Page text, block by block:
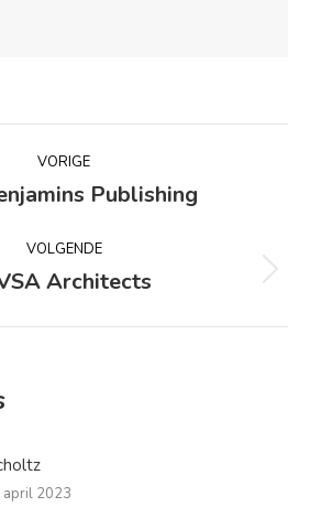
VORIGE
VorigPublishing
VOLGENDE
Volgend
Architects
april 2023